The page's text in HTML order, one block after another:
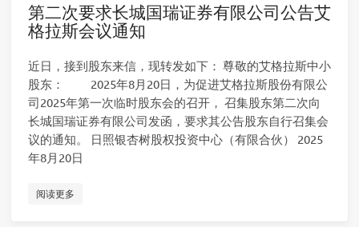
第二次要求长城国瑞证券有限公司公告艾
格拉斯会议通知
近日，接到股东来信，现转发如下： 尊敬的艾格拉斯中小
股东： 2025年8月20日，为促进艾格拉斯股份有限公
司2025年第一次临时股东会的召开， 召集股东第二次向
长城国瑞证券有限公司发函，要求其公告股东自行召集会
议的通知。 日照银杏树股权投资中心（有限合伙） 2025
年8月20日
阅读更多